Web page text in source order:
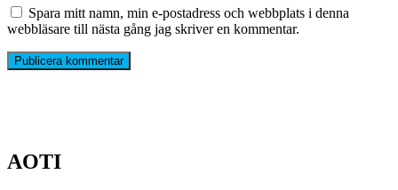
Spara mitt namn, min e-postadress och webbplats i denna
webbläsare till nästa gång jag skriver en kommentar.
AOTI